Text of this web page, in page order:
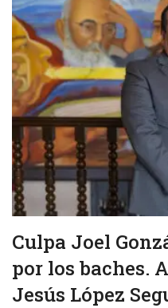
Culpa Joel
por los baches.
Jesús López